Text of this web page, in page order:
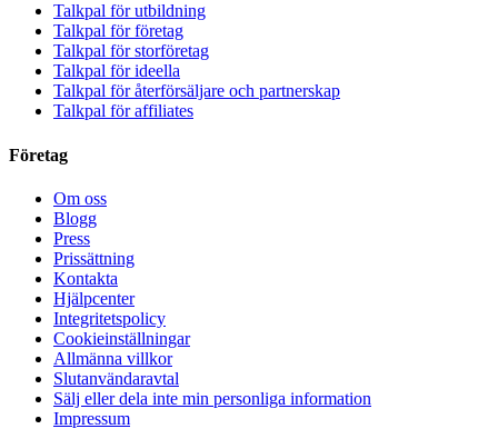
Talkpal för utbildning
Talkpal för företag
Talkpal för storföretag
Talkpal för ideella
Talkpal för återförsäljare och partnerskap
Talkpal för affiliates
Företag
Om oss
Blogg
Press
Prissättning
Kontakta
Hjälpcenter
Integritetspolicy
Cookieinställningar
Allmänna villkor
Slutanvändaravtal
Sälj eller dela inte min personliga information
Impressum